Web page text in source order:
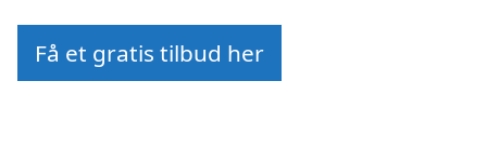
Få et gratis tilbud her